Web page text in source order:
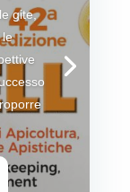
gite,
le